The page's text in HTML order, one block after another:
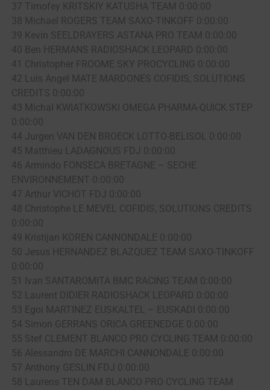
37 Timofey KRITSKIY KATUSHA TEAM 0:00:00
38 Michael ROGERS TEAM SAXO-TINKOFF 0:00:00
39 Kevin SEELDRAYERS ASTANA PRO TEAM 0:00:00
40 Ben HERMANS RADIOSHACK LEOPARD 0:00:00
41 Christopher FROOME SKY PROCYCLING 0:00:00
42 Luis Angel MATE MARDONES COFIDIS, SOLUTIONS
CREDITS 0:00:00
43 Michal KWIATKOWSKI OMEGA PHARMA-QUICK STEP
0:00:00
44 Jurgen VAN DEN BROECK LOTTO-BELISOL 0:00:00
45 Matthieu LADAGNOUS FDJ 0:00:00
46 Armindo FONSECA BRETAGNE – SECHE
ENVIRONNEMENT 0:00:00
47 Arthur VICHOT FDJ 0:00:00
48 Christophe LE MEVEL COFIDIS, SOLUTIONS CREDITS
0:00:00
49 Kristijan KOREN CANNONDALE 0:00:00
50 Jesus HERNANDEZ BLAZQUEZ TEAM SAXO-TINKOFF
0:00:00
51 Ivan SANTAROMITA BMC RACING TEAM 0:00:00
52 Laurent DIDIER RADIOSHACK LEOPARD 0:00:00
53 Egoi MARTINEZ EUSKALTEL – EUSKADI 0:00:00
54 Simon GERRANS ORICA GREENEDGE 0:00:00
55 Stef CLEMENT BLANCO PRO CYCLING TEAM 0:00:00
56 Alessandro DE MARCHI CANNONDALE 0:00:00
57 Anthony GESLIN FDJ 0:00:00
58 Laurens TEN DAM BLANCO PRO CYCLING TEAM